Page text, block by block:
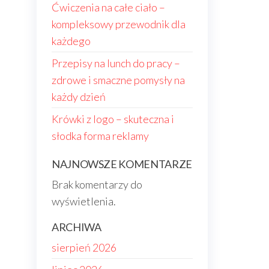
Ćwiczenia na całe ciało –
kompleksowy przewodnik dla
każdego
Przepisy na lunch do pracy –
zdrowe i smaczne pomysły na
każdy dzień
Krówki z logo – skuteczna i
słodka forma reklamy
NAJNOWSZE KOMENTARZE
Brak komentarzy do
wyświetlenia.
ARCHIWA
sierpień 2026